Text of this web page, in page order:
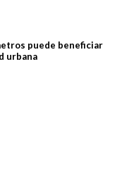
puede beneficiar
urbana